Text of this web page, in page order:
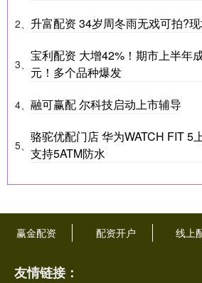
2、 升富配资 34岁周冬雨无戏可拍?
3、
宝利配资 大增42%！期市上半年
元！多个品种爆发
4、 融可赢配 尔科技启动上市辅导
5、
骆驼优配门店 华为WATCH FIT 5
支持5ATM防水
赢金配资 配资开户 线上
友情链接：